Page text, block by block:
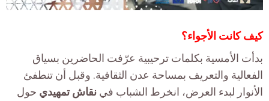
كيف كانت الأجواء؟
بدأت الأمسية بكلمات ترحيبية عرّفت الحاضرين بسياق
الفعالية والتعريف بمساحة عدن الثقافية. وقبل أن تنطفئ
الأنوار لبدء العرض، انخرط الشباب في نقاش تمهيدي حول